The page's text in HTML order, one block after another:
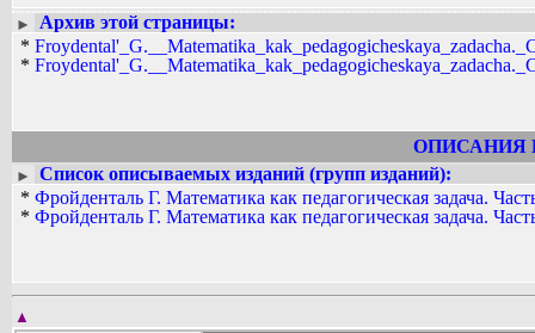
общения с инопланетными
блестящий популяризатор и
►
Архив этой страницы:
*
*
ОПИСАНИЯ
►
Список описываемых изданий (групп изданий):
* Фройденталь Г. Математика как педагогическая задача.
* Фройденталь Г. Математика как педагогическая задача.
▲